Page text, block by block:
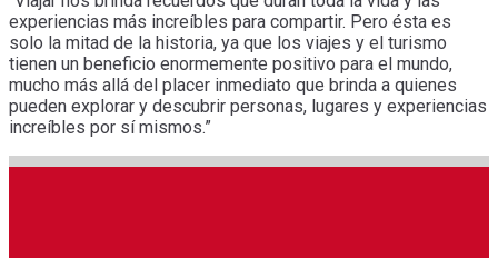
experiencias más increíbles para compartir. Pero ésta es
solo la mitad de la historia, ya que los viajes y el turismo
tienen un beneficio enormemente positivo para el mundo,
mucho más allá del placer inmediato que brinda a quienes
pueden explorar y descubrir personas, lugares y experiencias
increíbles por sí mismos.”